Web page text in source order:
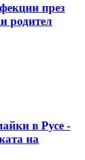
през
родител
в Русе -
на